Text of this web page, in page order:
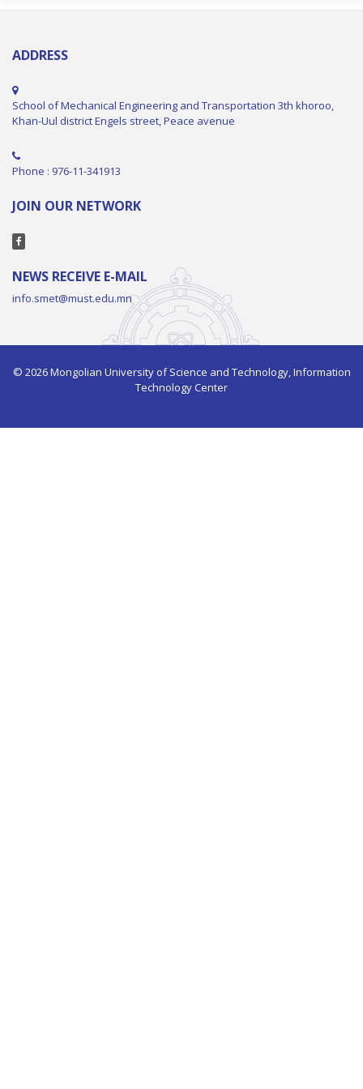
ADDRESS
School of Mechanical Engineering and Transportation 3th khoroo,
Khan-Uul district Engels street, Peace avenue
Phone : 976-11-341913
JOIN OUR NETWORK
NEWS RECEIVE E-MAIL
info.smet@must.edu.mn
© 2026 Mongolian University of Science and Technology, Information
Technology Center